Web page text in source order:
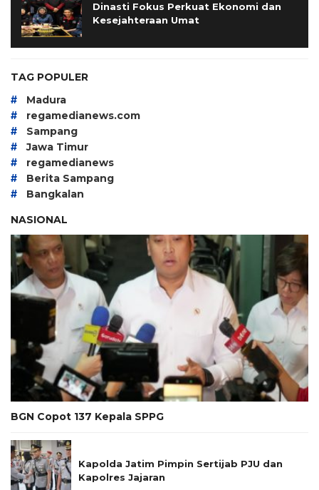
Dinasti Fokus Perkuat Ekonomi dan
Kesejahteraan Umat
TAG POPULER
# Madura
# regamedianews.com
# Sampang
# Jawa Timur
# regamedianews
# Berita Sampang
#
Bangkalan
NASIONAL
BGN Copot 137 Kepala SPPG
Kapolda Jatim Pimpin Sertijab PJU dan
Kapolres Jajaran